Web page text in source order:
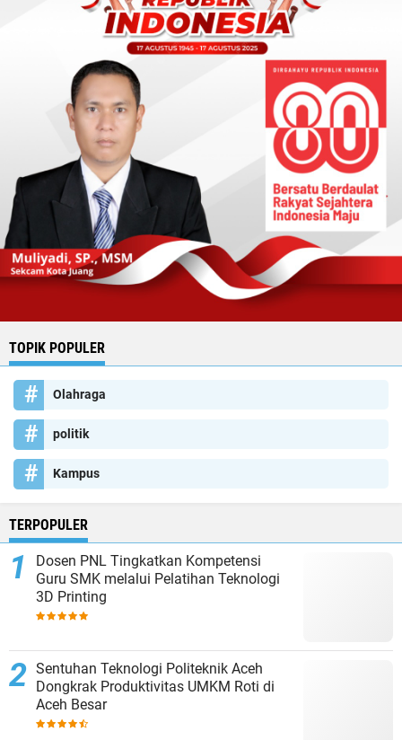
TOPIK POPULER
Olahraga
politik
Kampus
TERPOPULER
Dosen PNL Tingkatkan Kompetensi
Guru SMK melalui Pelatihan Teknologi
3D Printing
Sentuhan Teknologi Politeknik Aceh
Dongkrak Produktivitas UMKM Roti di
Aceh Besar